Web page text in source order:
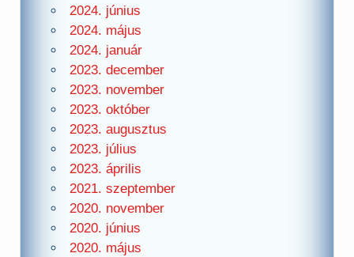
2024. június
2024. május
2024. január
2023. december
2023. november
2023. október
2023. augusztus
2023. július
2023. április
2021. szeptember
2020. november
2020. június
2020. május